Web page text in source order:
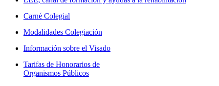
Carné Colegial
Modalidades Colegiación
Información sobre el Visado
Tarifas de Honorarios de
Organismos Públicos